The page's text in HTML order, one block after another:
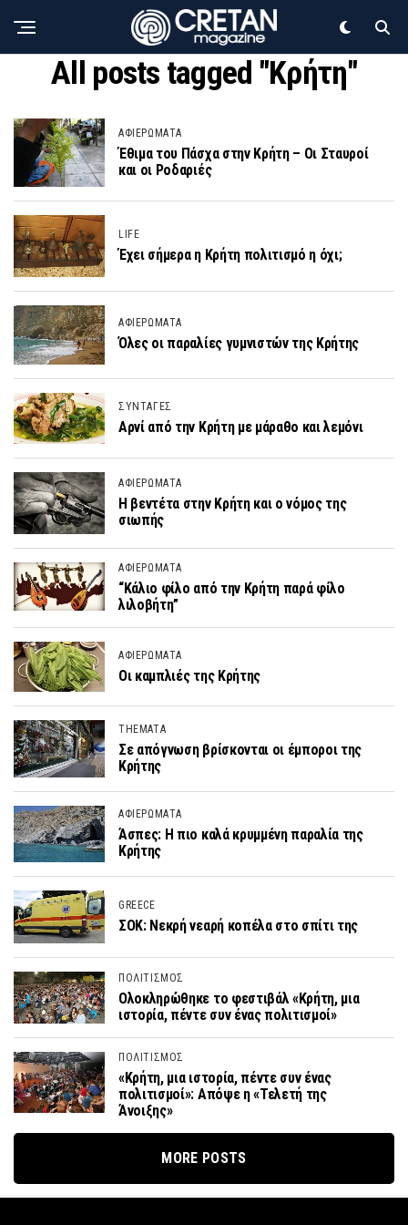
All posts tagged "Κρήτη"
ΑΦΙΕΡΩΜΑΤΑ
Έθιμα του Πάσχα στην Κρήτη – Οι Σταυροί
και οι Ροδαριές
LIFE
Έχει σήμερα η Κρήτη πολιτισμό η όχι;
ΑΦΙΕΡΩΜΑΤΑ
Όλες οι παραλίες γυμνιστών της Κρήτης
ΣΥΝΤΑΓΕΣ
Αρνί από την Κρήτη με μάραθο και λεμόνι
ΑΦΙΕΡΩΜΑΤΑ
Η βεντέτα στην Κρήτη και ο νόμος της
σιωπής
ΑΦΙΕΡΩΜΑΤΑ
“Κάλιο φίλο από την Κρήτη παρά φίλο
λιλοβήτη”
ΑΦΙΕΡΩΜΑΤΑ
Οι καμπλιές της Κρήτης
THEMATA
Σε απόγνωση βρίσκονται οι έμποροι της
Κρήτης
ΑΦΙΕΡΩΜΑΤΑ
Άσπες: H πιο καλά κρυμμένη παραλία της
Κρήτης
GREECE
ΣΟΚ: Νεκρή νεαρή κοπέλα στο σπίτι της
ΠΟΛΙΤΙΣΜΟΣ
Ολοκληρώθηκε το φεστιβάλ «Κρήτη, μια
ιστορία, πέντε συν ένας πολιτισμοί»
ΠΟΛΙΤΙΣΜΟΣ
«Κρήτη, μια ιστορία, πέντε συν ένας
πολιτισμοί»: Απόψε η «Τελετή της
Άνοιξης»
MORE POSTS